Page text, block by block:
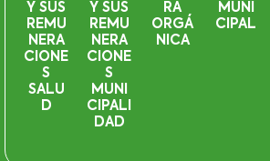
Y SUS
REMU
NERA
CIONE
S
SALU
D
Y SUS
REMU
NERA
CIONE
S
MUNI
CIPALI
DAD
RA
ORGÁ
NICA
MUNI
CIPAL